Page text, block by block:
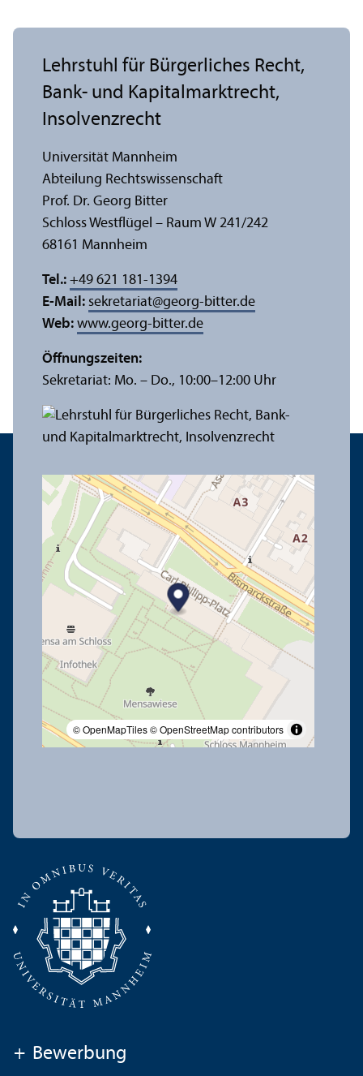
© OpenMapTiles© OpenStreetMap contributors
Lehr­stuhl für Bürgerliches Recht,
Bank- und Kapital­markt­recht,
Insolvenzrecht
Universität Mannheim
Abteilung Rechts­wissenschaft
Prof. Dr. Georg Bitter
Schloss Westflügel – Raum W 241/242
68161 Mannheim
Tel.: +49 621 181-1394
E-Mail: sekretariat@georg-bitter.de
Web: www.georg-bitter.de
Öffnungs­zeiten:
Sekretariat: Mo. – Do., 10:00–12:00 Uhr
+ Bewerbung